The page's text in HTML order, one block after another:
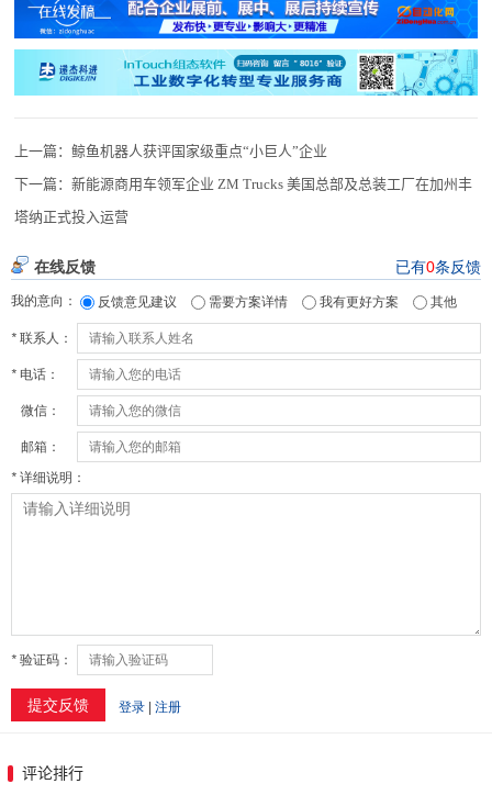
上一篇：鲸鱼机器人获评国家级重点“小巨人”企业
下一篇：新能源商用车领军企业 ZM Trucks 美国总部及总装工厂在加州丰
塔纳正式投入运营
评论排行